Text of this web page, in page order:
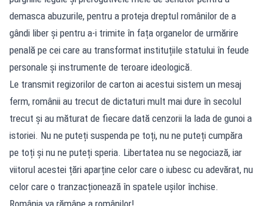
demasca abuzurile, pentru a proteja dreptul românilor de a
gândi liber și pentru a-i trimite în fața organelor de urmărire
penală pe cei care au transformat instituțiile statului în feude
personale și instrumente de teroare ideologică.
Le transmit regizorilor de carton ai acestui sistem un mesaj
ferm, românii au trecut de dictaturi mult mai dure în secolul
trecut și au măturat de fiecare dată cenzorii la lada de gunoi a
istoriei. Nu ne puteți suspenda pe toți, nu ne puteți cumpăra
pe toți și nu ne puteți speria. Libertatea nu se negociază, iar
viitorul acestei țări aparține celor care o iubesc cu adevărat, nu
celor care o tranzacționează în spatele ușilor închise.
România va rămâne a românilor!